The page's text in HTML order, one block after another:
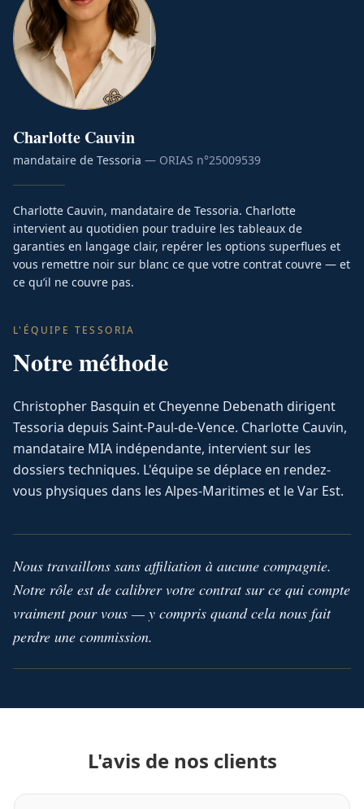
Charlotte Cauvin
mandataire de Tessoria — ORIAS n°25009539
Charlotte Cauvin, mandataire de Tessoria. Charlotte
intervient au quotidien pour traduire les tableaux de
garanties en langage clair, repérer les options superflues et
vous remettre noir sur blanc ce que votre contrat couvre — et
ce qu’il ne couvre pas.
L'ÉQUIPE TESSORIA
Notre méthode
Christopher Basquin et Cheyenne Debenath dirigent
Tessoria depuis Saint-Paul-de-Vence. Charlotte Cauvin,
mandataire MIA indépendante, intervient sur les
dossiers techniques. L'équipe se déplace en rendez-
vous physiques dans les Alpes-Maritimes et le Var Est.
Nous travaillons sans affiliation à aucune compagnie.
Notre rôle est de calibrer votre contrat sur ce qui compte
vraiment pour vous — y compris quand cela nous fait
perdre une commission.
L'avis de nos clients